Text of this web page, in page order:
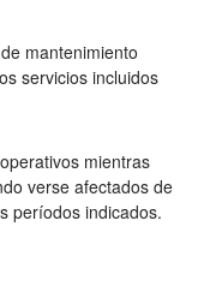
mantenimiento
servicios incluidos
mientras
verse afectados de
períodos indicados.